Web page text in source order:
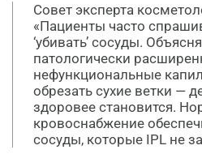
Совет эксперта
«Пациенты часто
‘убивать’ сосуды.
патологически
нефункциональные
обрезать сухие ветки —
здоровее становится.
кровоснабжение
сосуды, которые IPL не